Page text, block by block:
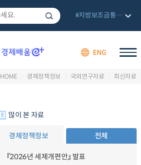
ENG
#지방보조금통합관리망
HOME 경제정책정보 국외연구자료 최신자료
많이 본 자료
경제정책정보 전체
『2026년 세제개편안』 발표